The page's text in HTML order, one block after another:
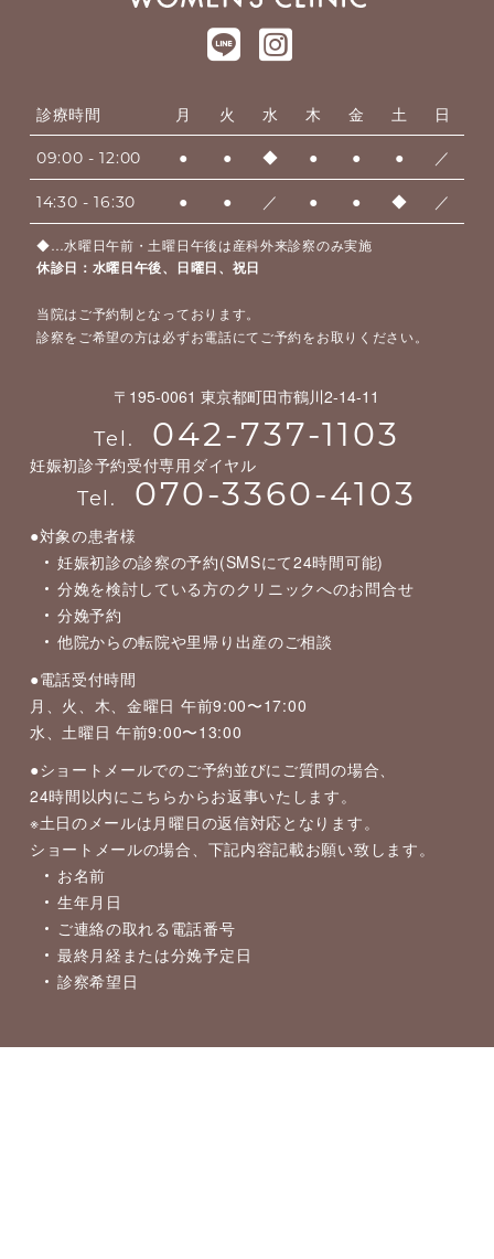
診療時間 月 火 水 木 金 土 日
09:00 - 12:00 ● ● ◆ ● ● ● ／
14:30 - 16:30 ● ● ／ ● ● ◆ ／
◆…水曜日午前・土曜日午後は産科外来診察のみ実施
休診日：水曜日午後、日曜日、祝日
当院はご予約制となっております。
診察をご希望の方は必ずお電話にてご予約をお取りください。
〒195-0061 東京都町田市鶴川2-14-11
Tel. 042-737-1103
妊娠初診予約受付専用ダイヤル
Tel. 070-3360-4103
●対象の患者様
妊娠初診の診察の予約(SMSにて24時間可能)
分娩を検討している方のクリニックへのお問合せ
分娩予約
他院からの転院や里帰り出産のご相談
●電話受付時間
月、火、木、金曜日 午前9:00〜17:00
水、土曜日 午前9:00〜13:00
●ショートメールでのご予約並びにご質問の場合、
24時間以内にこちらからお返事いたします。
※土日のメールは月曜日の返信対応となります。
ショートメールの場合、下記内容記載お願い致します。
お名前
生年月日
ご連絡の取れる電話番号
最終月経または分娩予定日
診察希望日